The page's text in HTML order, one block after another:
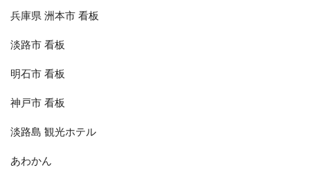
兵庫県 洲本市 看板
淡路市 看板
明石市 看板
神戸市 看板
淡路島 観光ホテル
あわかん